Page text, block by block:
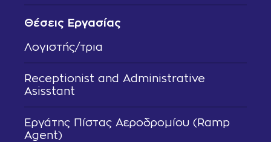
Θέσεις Εργασίας
Λογιστής/τρια
Receptionist and Administrative
Asisstant
Εργάτης Πίστας Αεροδρομίου (Ramp
Agent)